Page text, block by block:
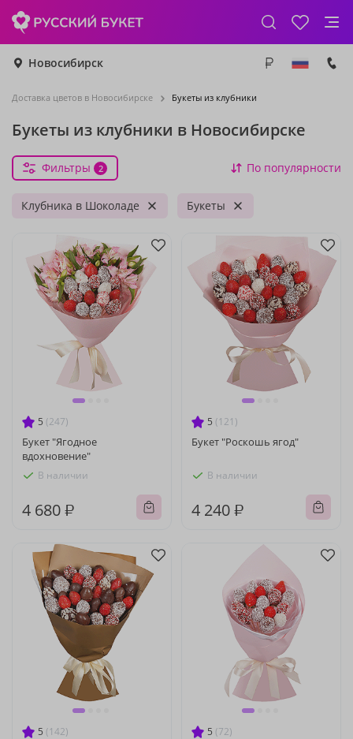
Новосибирск
Доставка цветов в Новосибирске Букеты из клубники
Букеты из клубники в Новосибирске
Фильтры 2 По популярности
Клубника в Шоколаде Букеты
5 (247)
Букет "Ягодное
вдохновение"
В наличии
4 680 ₽
5 (121)
Букет "Роскошь ягод"
В наличии
4 240 ₽
5 (142) 5 (72)